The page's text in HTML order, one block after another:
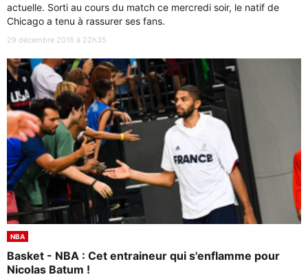
actuelle. Sorti au cours du match ce mercredi soir, le natif de
Chicago a tenu à rassurer ses fans.
29 décembre 2016 à 22h35
NBA
Basket - NBA : Cet entraineur qui s'enflamme pour
Nicolas Batum !